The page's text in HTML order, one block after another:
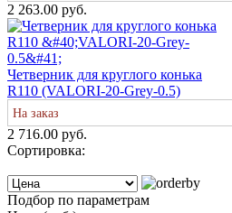
2 263.00 руб.
Четверник для круглого конька
R110 (VALORI-20-Grey-0.5)
На заказ
2 716.00 руб.
Сортировка:
Подбор по параметрам